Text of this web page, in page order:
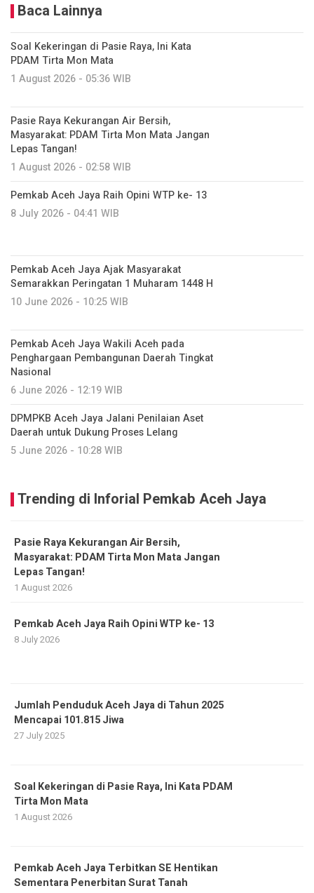
Baca Lainnya
Soal Kekeringan di Pasie Raya, Ini Kata
PDAM Tirta Mon Mata
1 August 2026 - 05:36 WIB
Pasie Raya Kekurangan Air Bersih,
Masyarakat: PDAM Tirta Mon Mata Jangan
Lepas Tangan!
1 August 2026 - 02:58 WIB
Pemkab Aceh Jaya Raih Opini WTP ke- 13
8 July 2026 - 04:41 WIB
Pemkab Aceh Jaya Ajak Masyarakat
Semarakkan Peringatan 1 Muharam 1448 H
10 June 2026 - 10:25 WIB
Pemkab Aceh Jaya Wakili Aceh pada
Penghargaan Pembangunan Daerah Tingkat
Nasional
6 June 2026 - 12:19 WIB
DPMPKB Aceh Jaya Jalani Penilaian Aset
Daerah untuk Dukung Proses Lelang
5 June 2026 - 10:28 WIB
Trending di Inforial Pemkab Aceh Jaya
Pasie Raya Kekurangan Air Bersih,
Masyarakat: PDAM Tirta Mon Mata Jangan
Lepas Tangan!
1 August 2026
Pemkab Aceh Jaya Raih Opini WTP ke- 13
8 July 2026
Jumlah Penduduk Aceh Jaya di Tahun 2025
Mencapai 101.815 Jiwa
27 July 2025
Soal Kekeringan di Pasie Raya, Ini Kata PDAM
Tirta Mon Mata
1 August 2026
Pemkab Aceh Jaya Terbitkan SE Hentikan
Sementara Penerbitan Surat Tanah